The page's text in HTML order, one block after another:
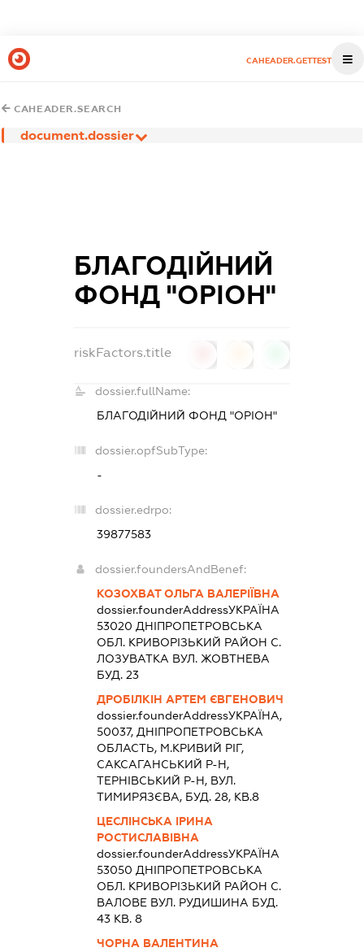
CAHEADER.GETTEST
CAHEADER.SEARCH
document.dossier
БЛАГОДІЙНИЙ
ФОНД "ОРІОН"
riskFactors.title
dossier.fullName:
БЛАГОДІЙНИЙ ФОНД "ОРІОН"
dossier.opfSubType:
-
dossier.edrpo:
39877583
dossier.foundersAndBenef:
КОЗОХВАТ ОЛЬГА ВАЛЕРІЇВНА
dossier.founderAddressУКРАЇНА
53020 ДНIПРОПЕТРОВСЬКА
ОБЛ. КРИВОРIЗЬКИЙ РАЙОН С.
ЛОЗУВАТКА ВУЛ. ЖОВТНЕВА
БУД. 23
ДРОБІЛКІН АРТЕМ ЄВГЕНОВИЧ
dossier.founderAddressУКРАЇНА,
50037, ДНIПРОПЕТРОВСЬКА
ОБЛАСТЬ, М.КРИВИЙ РІГ,
САКСАГАНСЬКИЙ Р-Н,
ТЕРНІВСЬКИЙ Р-Н, ВУЛ.
ТИМИРЯЗЄВА, БУД. 28, КВ.8
ЦЕСЛІНСЬКА ІРИНА
РОСТИСЛАВІВНА
dossier.founderAddressУКРАЇНА
53050 ДНIПРОПЕТРОВСЬКА
ОБЛ. КРИВОРIЗЬКИЙ РАЙОН С.
ВАЛОВЕ ВУЛ. РУДИШИНА БУД.
43 КВ. 8
ЧОРНА ВАЛЕНТИНА